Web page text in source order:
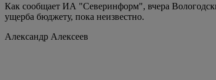
Как сообщает ИА "Северинформ", вчера
ущерба бюджету, пока неизвестно.
Александр Алексеев